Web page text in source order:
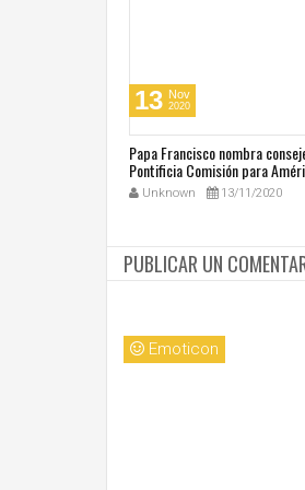
13 Nov
2020
Papa Francisco nombra
Pontificia Comisión para
Unknown 13/11/2020
PUBLICAR UN
Emoticon